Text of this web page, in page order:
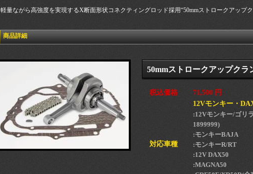
軽量ながら高強度を実現するX断面形状コネクティングロッド採用“50mmストロークアップ
商品詳細
50mmストロークアップクラ
税込価格 71,500 円
対応車種
12Vモンキー・
:12Vモンキー/ゴリ
1899999)
:モンキーBAJA
:モンキーR/RT
:12V DAX50
:MAGNA50